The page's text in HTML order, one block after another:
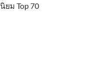
ม Top 70